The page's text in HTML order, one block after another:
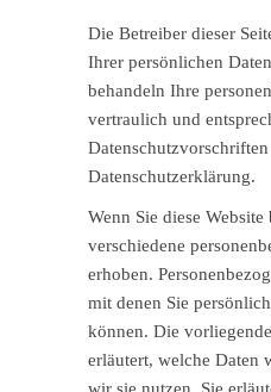
Die Betreiber dieser
Ihrer persönlichen
behandeln Ihre
vertraulich und
Datenschutzerklärung.
Wenn Sie diese
verschiedene
erhoben.
mit denen Sie
können. Die
erläutert, welche Daten